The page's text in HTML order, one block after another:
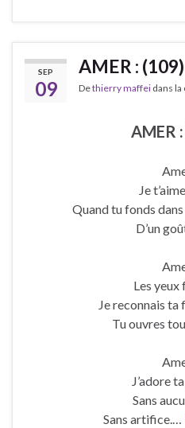
SEP
09
AMER : (109)
Dethierry maffei dans
AMER
Je
Quand tu fonds
D’un
Les yeux
Je reconnais ta
Tu ouvres
J’adore
Sans
Sans artifice.…